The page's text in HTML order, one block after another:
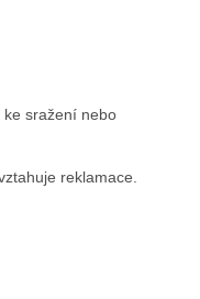
sražení nebo
reklamace.